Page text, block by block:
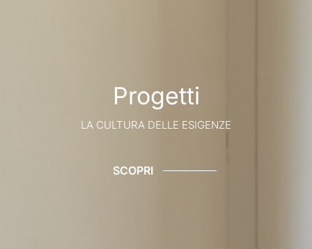
Progetti
LA CULTURA DELLE ESIGENZE
SCOPRI